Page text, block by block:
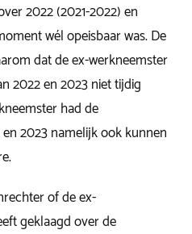
2022 (2021-2022) en
wél opeisbaar was. De
dat de ex-werkneemster
2022 en 2023 niet tijdig
had de
2023 namelijk ook kunnen
of de ex-
geklaagd over de